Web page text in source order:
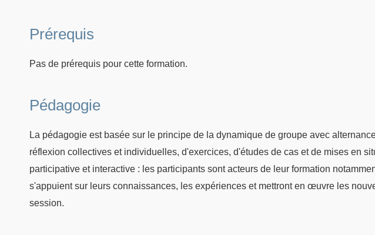
Prérequis
Pas de prérequis pour cette formation.
Pédagogie
La pédagogie est basée sur le principe de la dynamique de groupe avec
réflexion collectives et individuelles, d'exercices, d'études de cas et de mises en
participative et interactive : les participants sont acteurs de leur formation
s'appuient sur leurs connaissances, les expériences et mettront en œuvre les
session.